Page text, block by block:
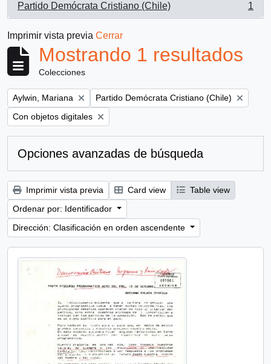
Partido Demócrata Cristiano (Chile)
, 1 resultados
1
Imprimir vista previa Cerrar
Mostrando 1 resultados
Colecciones
Remove filter:
Aylwin, Mariana Remove filter:
Partido Demócrata Cristiano (Chile)
Remove filter:
Con objetos digitales
Opciones avanzadas de búsqueda
Imprimir vista previa Card view
Table view
Ordenar por: Identificador
Dirección: Clasificación en orden ascendente